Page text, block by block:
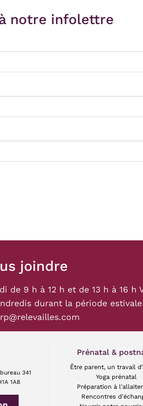
notre infolettre
joindre
de 9 h à 12 h et de 13 h à 16 h
durant la période
341
1A8
Prénatal &
Être parent, un travail
Yoga prénatal
Préparation à
Rencontres